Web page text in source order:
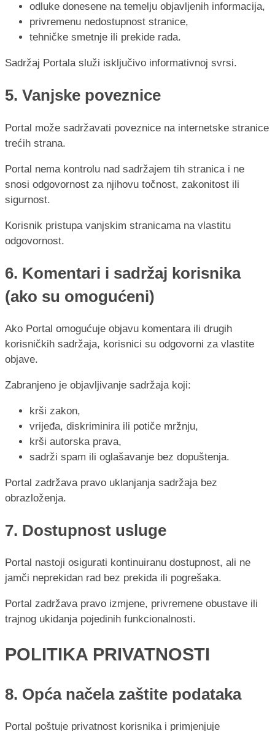
odluke donesene na temelju objavljenih informacija,
privremenu nedostupnost stranice,
tehničke smetnje ili prekide rada.
Sadržaj Portala služi isključivo informativnoj svrsi.
5. Vanjske poveznice
Portal može sadržavati poveznice na internetske stranice
trećih strana.
Portal nema kontrolu nad sadržajem tih stranica i ne
snosi odgovornost za njihovu točnost, zakonitost ili
sigurnost.
Korisnik pristupa vanjskim stranicama na vlastitu
odgovornost.
6. Komentari i sadržaj korisnika
(ako su omogućeni)
Ako Portal omogućuje objavu komentara ili drugih
korisničkih sadržaja, korisnici su odgovorni za vlastite
objave.
Zabranjeno je objavljivanje sadržaja koji:
krši zakon,
vrijeđa, diskriminira ili potiče mržnju,
krši autorska prava,
sadrži spam ili oglašavanje bez dopuštenja.
Portal zadržava pravo uklanjanja sadržaja bez
obrazloženja.
7. Dostupnost usluge
Portal nastoji osigurati kontinuiranu dostupnost, ali ne
jamči neprekidan rad bez prekida ili pogrešaka.
Portal zadržava pravo izmjene, privremene obustave ili
trajnog ukidanja pojedinih funkcionalnosti.
POLITIKA PRIVATNOSTI
8. Opća načela zaštite podataka
Portal poštuje privatnost korisnika i primjenjuje